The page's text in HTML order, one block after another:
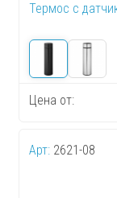
Термос с
Цена от:
Арт: 2621-08